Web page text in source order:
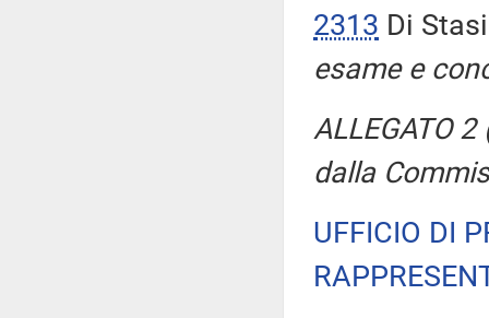
2313 Di
esame e
ALLEGATO
dalla
UFFICIO DI